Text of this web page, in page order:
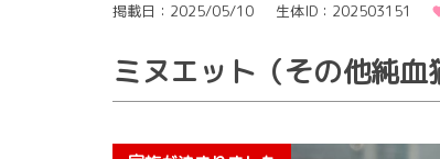
掲載日：2025/05/10 生体ID：202503151
ミヌエット（その他純